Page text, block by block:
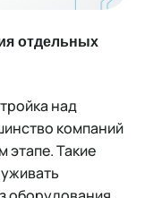
отдельных
над
компаний
этапе. Такие